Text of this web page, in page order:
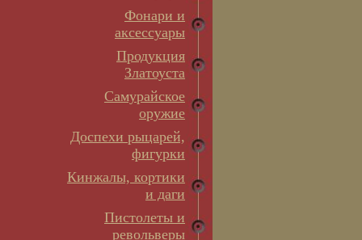
Фонари и
аксессуары
Продукция
Златоуста
Самурайское
оружие
Доспехи рыцарей,
фигурки
Кинжалы, кортики
и даги
Пистолеты и
револьверы